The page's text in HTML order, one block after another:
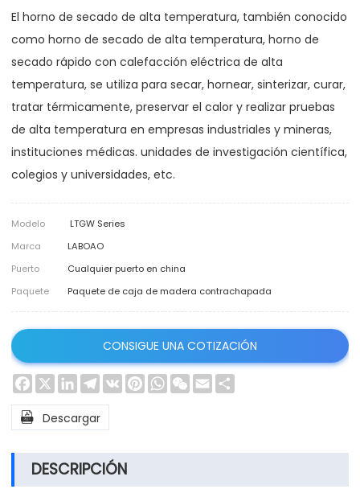
El horno de secado de alta temperatura, también conocido
como horno de secado de alta temperatura, horno de
secado rápido con calefacción eléctrica de alta
temperatura, se utiliza para secar, hornear, sinterizar, curar,
tratar térmicamente, preservar el calor y realizar pruebas
de alta temperatura en empresas industriales y mineras,
instituciones médicas. unidades de investigación científica,
colegios y universidades, etc.
Modelo
LTGW Series
Marca
LABOAO
Puerto
Cualquier puerto en china
Paquete
Paquete de caja de madera contrachapada
CONSIGUE UNA COTIZACIÓN
Facebook
X LinkedInTelegram
VK PinterestWhatsApp
WeChat
Email
 Descargar
DESCRIPCIÓN